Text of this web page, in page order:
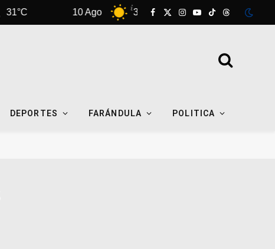
31°C 11 Ago 32°C
Facebook
X
Instagram
YouTube
TikTokThreads
DEPORTES FARÁNDULA POLITICA